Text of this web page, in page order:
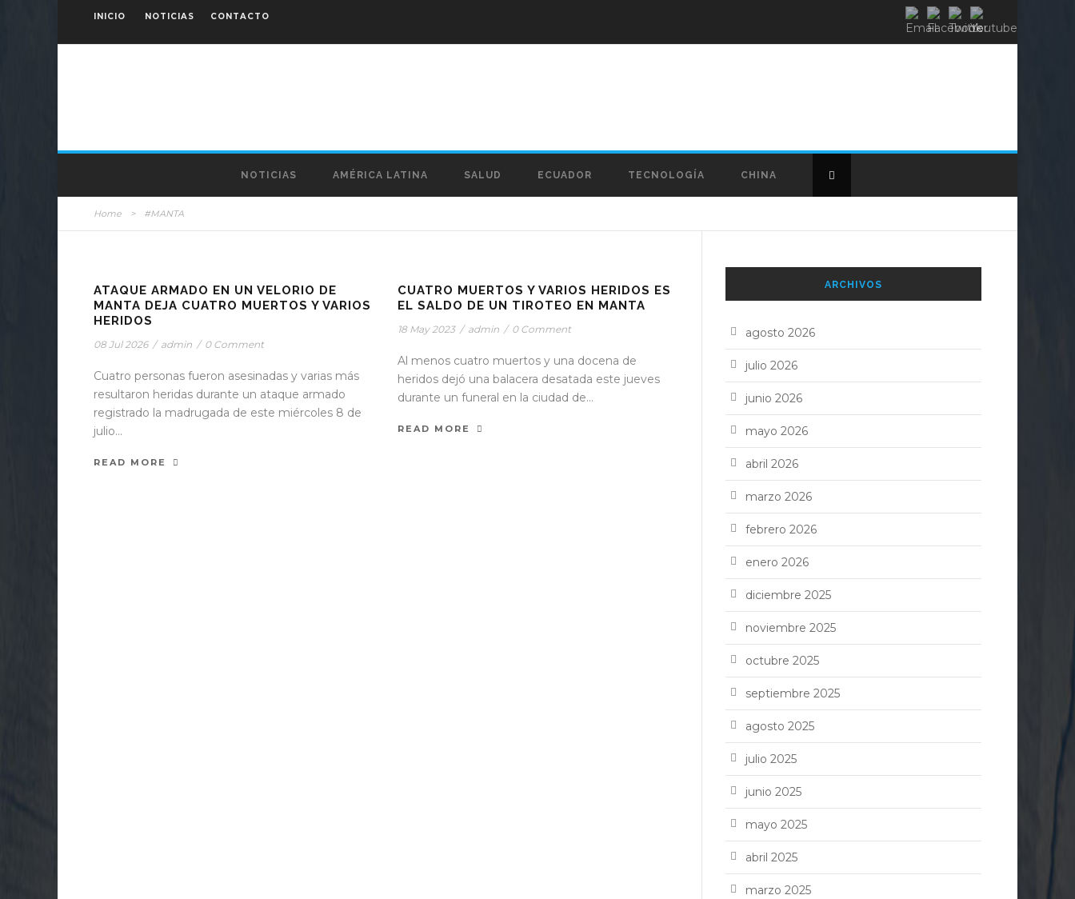
INICIO NOTICIAS CONTACTO
NOTICIAS AMÉRICA LATINA SALUD ECUADOR TECNOLOGÍA CHINA
Home > #MANTA
ATAQUE ARMADO EN UN VELORIO DE
MANTA DEJA CUATRO MUERTOS Y VARIOS
HERIDOS
08 Jul 2026 / admin / 0 Comment
Cuatro personas fueron asesinadas y varias más
resultaron heridas durante un ataque armado
registrado la madrugada de este miércoles 8 de
julio...
READ MORE
CUATRO MUERTOS Y VARIOS HERIDOS ES
EL SALDO DE UN TIROTEO EN MANTA
18 May 2023 / admin / 0 Comment
Al menos cuatro muertos y una docena de
heridos dejó una balacera desatada este jueves
durante un funeral en la ciudad de...
READ MORE
ARCHIVOS
agosto 2026
julio 2026
junio 2026
mayo 2026
abril 2026
marzo 2026
febrero 2026
enero 2026
diciembre 2025
noviembre 2025
octubre 2025
septiembre 2025
agosto 2025
julio 2025
junio 2025
mayo 2025
abril 2025
marzo 2025